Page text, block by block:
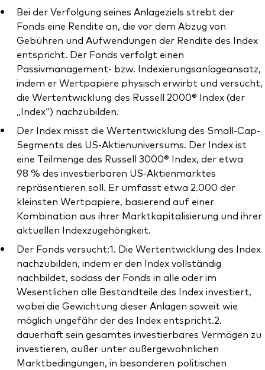
Ressourcen
Marktvolatilität
Research
Anbieterliste
Vanguard Modellportfolios
Vanguard Beratungsstudie
Bei der Verfolgung seines Anlageziels strebt der
Fonds eine Rendite an, die vor dem Abzug von
Gebühren und Aufwendungen der Rendite des Index
entspricht. Der Fonds verfolgt einen
Passivmanagement- bzw. Indexierungsanlageansatz,
indem er Wertpapiere physisch erwirbt und versucht,
die Wertentwicklung des Russell 2000® Index (der
„Index“) nachzubilden.
Der Index misst die Wertentwicklung des Small-Cap-
Segments des US-Aktienuniversums. Der Index ist
eine Teilmenge des Russell 3000® Index, der etwa
98 % des investierbaren US-Aktienmarktes
repräsentieren soll. Er umfasst etwa 2.000 der
kleinsten Wertpapiere, basierend auf einer
Kombination aus ihrer Marktkapitalisierung und ihrer
aktuellen Indexzugehörigkeit.
Der Fonds versucht:1. Die Wertentwicklung des Index
nachzubilden, indem er den Index vollständig
nachbildet, sodass der Fonds in alle oder im
Wesentlichen alle Bestandteile des Index investiert,
wobei die Gewichtung dieser Anlagen soweit wie
möglich ungefähr der des Index entspricht.2.
dauerhaft sein gesamtes investierbares Vermögen zu
investieren, außer unter außergewöhnlichen
Marktbedingungen, in besonderen politischen